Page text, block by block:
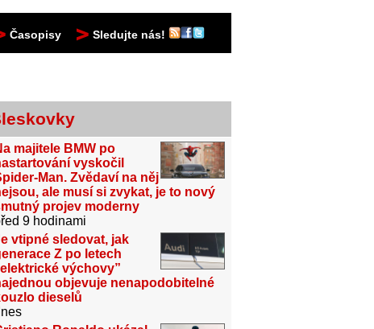
Časopisy Sledujte nás!
majitele BMW po
vyskočil
Man. Zvědaví na něj
ale musí si zvykat, je to nový
projev moderny
9 hodinami
vtipné sledovat, jak
Z po letech
výchovy”
objevuje nenapodobitelné
dieselů